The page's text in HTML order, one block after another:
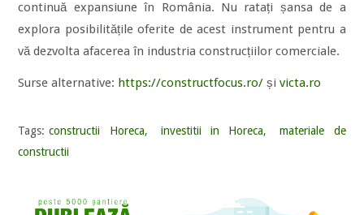
continuă expansiune în România. Nu ratați șansa de a
explora posibilitățile oferite de acest instrument pentru a
vă dezvolta afacerea în industria construcțiilor comerciale.
Surse alternative: https://constructfocus.ro/ șivicta.ro
Tags: constructii Horeca, investitii in Horeca,
materiale de
constructii